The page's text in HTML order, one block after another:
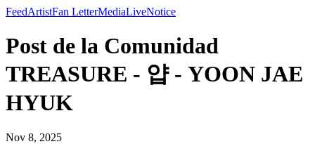
FeedArtistFan LetterMediaLiveNotice
Post de la Comunidad
TREASURE - 얍 - YOON JAE
HYUK
Nov 8, 2025